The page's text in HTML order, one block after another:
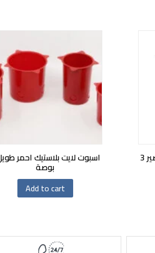
اسبوت لايت بلاستيك احمر قصير 3
بوصة
Add to cart